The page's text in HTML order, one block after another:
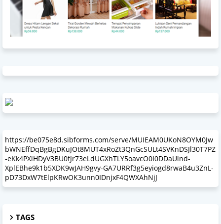
https://be075e8d.sibforms.com/serve/MUIEAM0UKoN8OYM0Jw
bWNEffDqBgBgDKuJOt8MUT4xRoZt3QnGcSULt4SVKnDSJl30T7PZ
-eKk4PXiHDyV3BU0fJr73eLdUGXhTLY5oavcO0I0DDaUlnd-
XplEBhe9k1b5XDK9wJAH9gvy-GA7URRf3g5eyiogd8rwaB4u3ZnL-
pD73DxW7tElpKRwOK3unn0IDnjxF4QWXAhNjJ
TAGS